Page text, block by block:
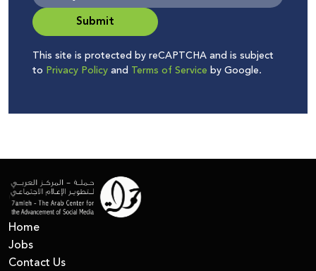
Submit
This site is protected by reCAPTCHA and is subject
to Privacy Policyand Terms of Service by Google.
Home
Jobs
Contact Us